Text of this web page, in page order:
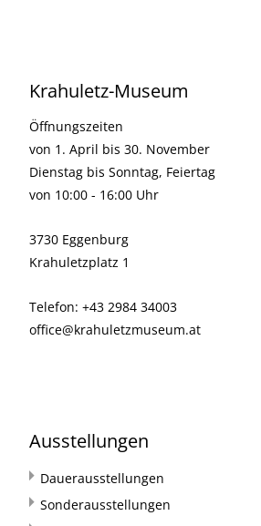
Krahuletz-Museum
Öffnungszeiten
von 1. April bis 30. November
Dienstag bis Sonntag, Feiertag
von 10:00 - 16:00 Uhr
3730 Eggenburg
Krahuletzplatz 1
Telefon: +43 2984 34003
office@krahuletzmuseum.at
Ausstellungen
Dauerausstellungen
Sonderausstellungen